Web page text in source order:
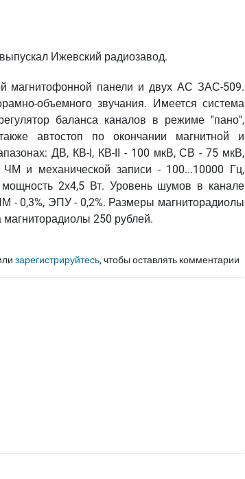
Ижевский радиозавод.
магнитофонной панели и двух АС ЗАС-509.
объемного звучания. Имеется система
баланса каналов в режиме ''пано'',
автостоп по окончании магнитной и
ДВ, КВ-I, КВ-II - 100 мкВ, СВ - 75 мкВ,
и механической записи - 100...10000 Гц,
2х4,5 Вт. Уровень шумов в канале
- 0,3%, ЭПУ - 0,2%. Размеры магниторадиолы
250 рублей.
зарегистрируйтесь, чтобы оставлять комментарии